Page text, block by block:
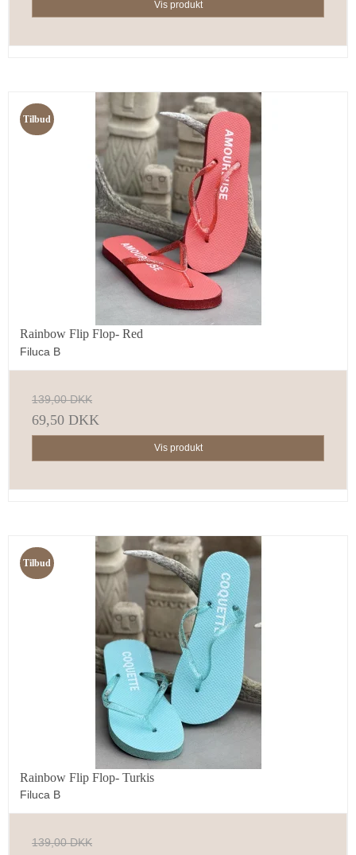
Vis produkt
Tilbud
Rainbow Flip Flop- Red
Filuca B
139,00 DKK
69,50 DKK
Vis produkt
Tilbud
Rainbow Flip Flop- Turkis
Filuca B
139,00 DKK